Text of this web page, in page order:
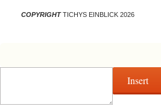
COPYRIGHTTICHYS EINBLICK 2026
Insert